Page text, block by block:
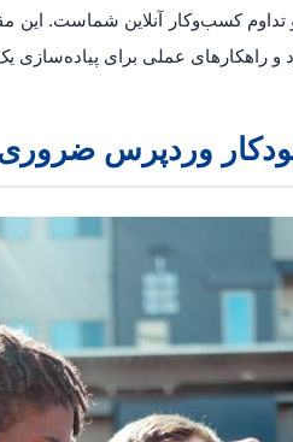
کسب‌وکار آنلاین شماست. این
راهکارهای عملی برای پیاده‌سازی
وردپرس